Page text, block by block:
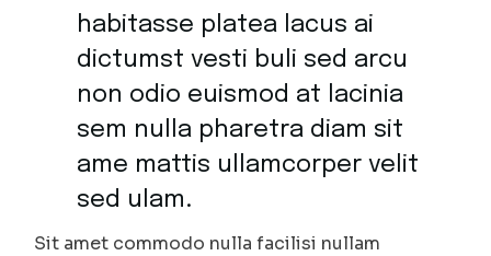
habitasse platea lacus ai
dictumst vesti buli sed arcu
non odio euismod at lacinia
sem nulla pharetra diam sit
ame mattis ullamcorper velit
sed ulam.
Sit amet commodo nulla facilisi nullam